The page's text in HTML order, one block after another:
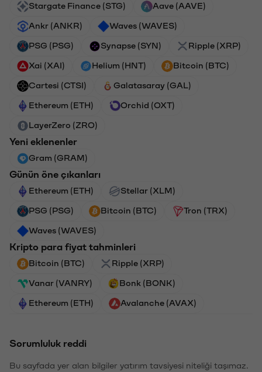
Stargate Finance (STG) Aave (AAVE)
Ankr (ANKR) Waves (WAVES)
PSG (PSG) Synapse (SYN) Ripple (XRP)
Xai (XAI) Helium (HNT) Bitcoin (BTC)
Cartesi (CTSI) Galatasaray (GAL)
Ethereum (ETH) Orchid (OXT)
LayerZero (ZRO)
Yeni eklenenler
Gram (GRAM)
Günün öne çıkanları
Ethereum (ETH) Stellar (XLM)
PSG (PSG) Bitcoin (BTC) Tron (TRX)
Waves (WAVES)
Kripto para fiyat tahminleri
Bitcoin (BTC) Ripple (XRP)
Vanar (VANRY) Bonk (BONK)
Ethereum (ETH) Avalanche (AVAX)
Sorumluluk reddi
Bu sayfada yer alan bilgiler yatırım tavsiyesi niteliği taşımaz.